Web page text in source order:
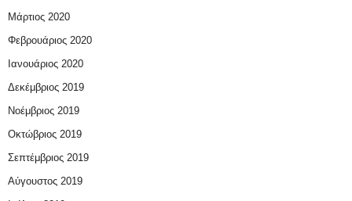
Μάρτιος 2020
Φεβρουάριος 2020
Ιανουάριος 2020
Δεκέμβριος 2019
Νοέμβριος 2019
Οκτώβριος 2019
Σεπτέμβριος 2019
Αύγουστος 2019